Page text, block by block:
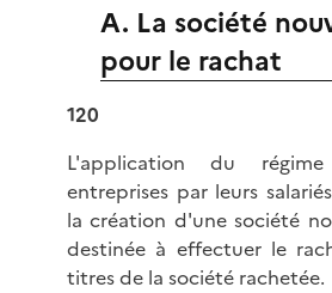
A. La société
pour le rachat
120
L'application du
entreprises par leurs
la création d'une société
destinée à effectuer le
titres de la société rachetée.